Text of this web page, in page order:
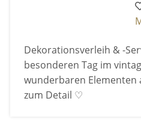
Dekorationsverleih & -
besonderen Tag im
wunderbaren Elementen
zum Detail ♡